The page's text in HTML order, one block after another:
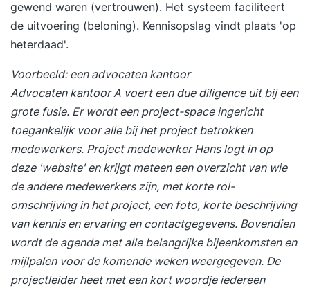
gewend waren (vertrouwen). Het systeem faciliteert
de uitvoering (beloning). Kennisopslag vindt plaats 'op
heterdaad'.
Voorbeeld: een advocaten kantoor
Advocaten kantoor A voert een due diligence uit bij een
grote fusie. Er wordt een project-space ingericht
toegankelijk voor alle bij het project betrokken
medewerkers. Project medewerker Hans logt in op
deze 'website' en krijgt meteen een overzicht van wie
de andere medewerkers zijn, met korte rol-
omschrijving in het project, een foto, korte beschrijving
van kennis en ervaring en contactgegevens. Bovendien
wordt de agenda met alle belangrijke bijeenkomsten en
mijlpalen voor de komende weken weergegeven. De
projectleider heet met een kort woordje iedereen